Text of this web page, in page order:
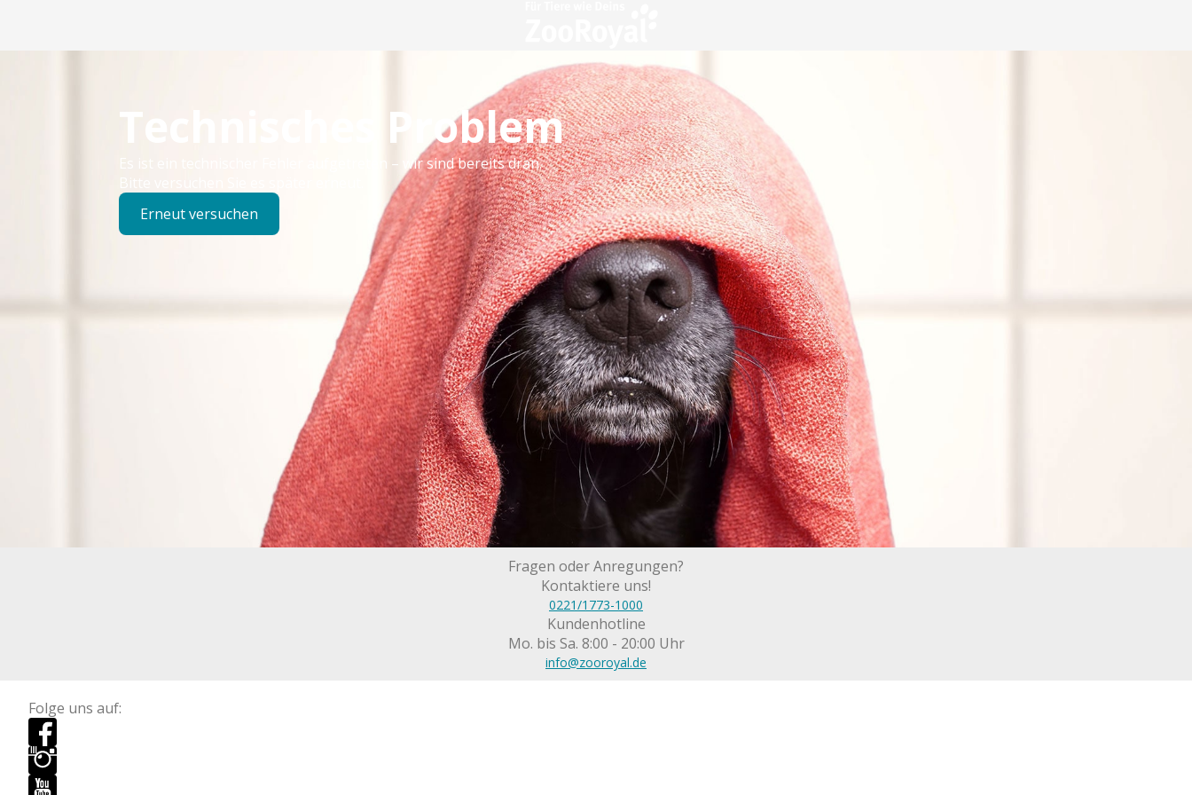
Technisches Problem
Es ist ein technischer Fehler aufgetreten – wir sind bereits dran.
Bitte versuchen Sie es später erneut.
Erneut versuchen
Fragen oder Anregungen?
Kontaktiere uns!
0221/1773-1000
Kundenhotline
Mo. bis Sa. 8:00 - 20:00 Uhr
info@zooroyal.de
Folge uns auf: